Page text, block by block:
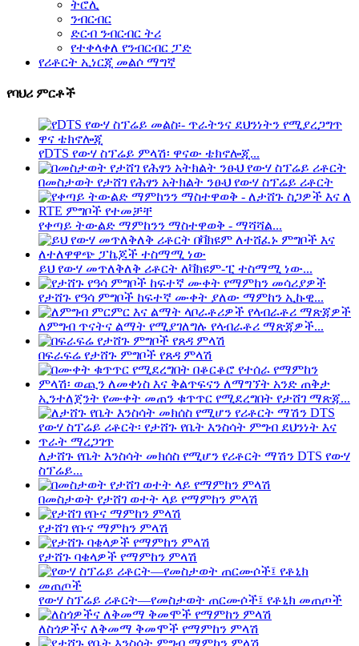
ትሮሊ
ንብርብር
ድርብ ንብርብር ትሪ
የተቀላቀለ የንብርብር ፓድ
የሪቶርት ኢነርጂ መልሶ ማግኛ
የባህሪ ምርቶች
የDTS የውሃ ስፕሬይ ምላሽ፡ ዋናው ቴክኖሎጂ...
በመስታወት የታሸገ የሕፃን አትክልት ንፁህ የውሃ ስፕሬይ ሪቶርት
የቀጣይ ትውልድ ማምከንን ማስተዋወቅ - ማሻሻል...
ይህ የውሃ መጥለቅለቅ ሪቶርት ለቫክዩም-ፒ ተስማሚ ነው...
የታሸጉ የዓሳ ምግቦች ከፍተኛ ሙቀት ያለው ማምከን ኢኩዊ...
ለምግብ ጥናትና ልማት የሚያገለግሉ የላብራቶሪ ማጽጃዎች...
በፍራፍሬ የታሸጉ ምግቦች የጸዳ ምላሽ
ኢንተለጀንት የሙቀት መጠን ቁጥጥር የሚደረግበት የታሸገ ማጽጃ...
ለታሸጉ የቤት እንስሳት መክሰስ የሚሆን የሪቶርት ማሽን DTS የውሃ
ስፕሬይ...
በመስታወት የታሸገ ወተት ላይ የማምከን ምላሽ
የታሸገ የቡና ማምከን ምላሽ
የታሸጉ ባቄላዎች የማምከን ምላሽ
የውሃ ስፕሬይ ሪቶርት—የመስታወት ጠርሙሶች፤ የቶኒክ መጠጦች
ለስጎዎችና ለቅመማ ቅመሞች የማምከን ምላሽ